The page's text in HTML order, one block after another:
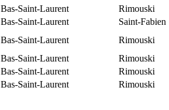
Bas-Saint-Laurent
Rimouski
Bas-Saint-Laurent
Saint-Fabien
Bas-Saint-Laurent
Rimouski
Bas-Saint-Laurent
Rimouski
Bas-Saint-Laurent
Rimouski
Bas-Saint-Laurent Rimouski